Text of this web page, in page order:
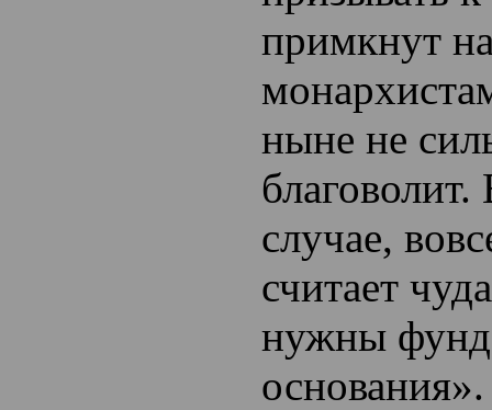
примкнут
ныне не
случае,
считает
нужны
основания».